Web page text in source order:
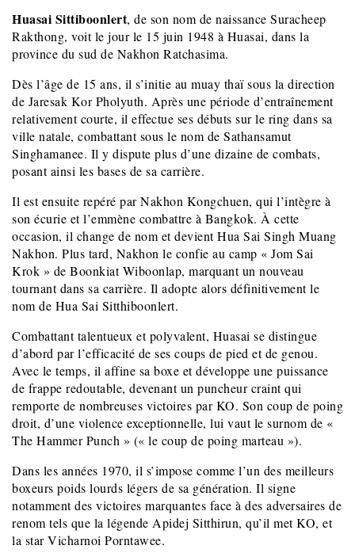
Huasai Sittiboonlert, de son nom de naissance Suracheep
Rakthong, voit le jour le 15 juin 1948 à Huasai, dans la
province du sud de Nakhon Ratchasima.
Dès l’âge de 15 ans, il s’initie au muay thaï sous la direction
de Jaresak Kor Pholyuth. Après une période d’entraînement
relativement courte, il effectue ses débuts sur le ring dans sa
ville natale, combattant sous le nom de Sathansamut
Singhamanee. Il y dispute plus d’une dizaine de combats,
posant ainsi les bases de sa carrière.
Il est ensuite repéré par Nakhon Kongchuen, qui l’intègre à
son écurie et l’emmène combattre à Bangkok. À cette
occasion, il change de nom et devient Hua Sai Singh Muang
Nakhon. Plus tard, Nakhon le confie au camp « Jom Sai
Krok » de Boonkiat Wiboonlap, marquant un nouveau
tournant dans sa carrière. Il adopte alors définitivement le
nom de Hua Sai Sitthiboonlert.
Combattant talentueux et polyvalent, Huasai se distingue
d’abord par l’efficacité de ses coups de pied et de genou.
Avec le temps, il affine sa boxe et développe une puissance
de frappe redoutable, devenant un puncheur craint qui
remporte de nombreuses victoires par KO. Son coup de poing
droit, d’une violence exceptionnelle, lui vaut le surnom de «
The Hammer Punch » (« le coup de poing marteau »).
Dans les années 1970, il s’impose comme l’un des meilleurs
boxeurs poids lourds légers de sa génération. Il signe
notamment des victoires marquantes face à des adversaires de
renom tels que la légende Apidej Sitthirun, qu’il met KO, et
la star Vicharnoi Porntawee.